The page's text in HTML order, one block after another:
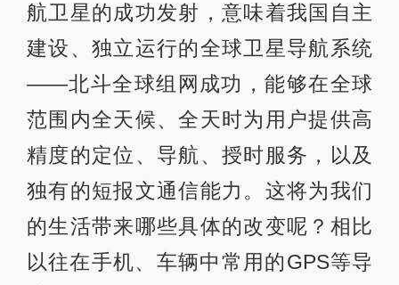
航卫星的成功发射，意味着我国自主
建设、独立运行的全球卫星导航系统
——北斗全球组网成功，能够在全球
范围内全天候、全天时为用户提供高
精度的定位、导航、授时服务，以及
独有的短报文通信能力。这将为我们
的生活带来哪些具体的改变呢？相比
以往在手机、车辆中常用的GPS等导